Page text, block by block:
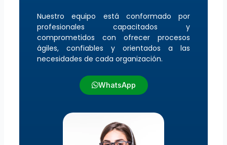
Nuestro equipo está conformado por
profesionales capacitados y
comprometidos con ofrecer procesos
ágiles, confiables y orientados a las
necesidades de cada organización.
WhatsApp